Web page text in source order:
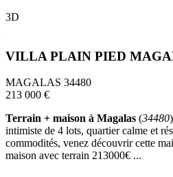
3D
VILLA PLAIN PIED
MAGALAS 34480
213 000 €
Terrain + maison à Magalas (34480
intimiste de 4 lots, quartier calme et
commodités, venez découvrir cette
maison avec terrain 213000€ ...